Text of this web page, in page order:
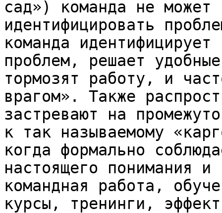
сад») команда не может
идентифицировать
команда
проблем, решает
тормозят работу, и
врагом». Также
застревают на
к так называемому
когда формально
настоящего понимания
командная работа,
курсы, тренинги,